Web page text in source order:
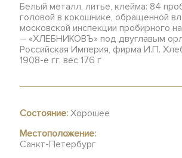
Белый металл, литье, клейма: 84
головой в кокошнике, обращенной
московской инспекции пробирного
– «ХЛЕБНИКОВЪ» под двуглавым
Российская Империя, фирма И.П.
1908-е гг. вес 176 г
Состояние: Хорошее
Местоположение:
Санкт-Петербург